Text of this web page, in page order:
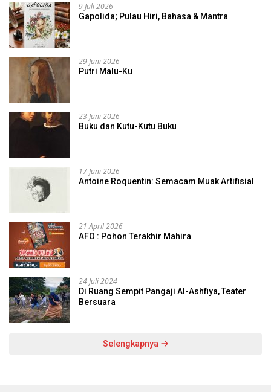
9 Juli 2026
Gapolida; Pulau Hiri, Bahasa & Mantra
29 Juni 2026
Putri Malu-Ku
23 Juni 2026
Buku dan Kutu-Kutu Buku
17 Juni 2026
Antoine Roquentin: Semacam Muak Artifisial
21 April 2026
AFO : Pohon Terakhir Mahira
24 Juli 2024
Di Ruang Sempit Pangaji Al-Ashfiya, Teater
Bersuara
Selengkapnya